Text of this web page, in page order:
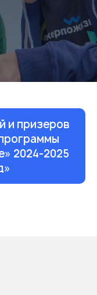
и призеров
2024-2025